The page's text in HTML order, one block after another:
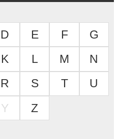
D E F
G
K L M
N
R S T
U
Y Z